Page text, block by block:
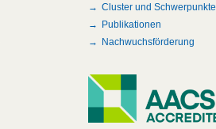
Cluster und Schwerpunkte
Publikationen
Nachwuchsförderung